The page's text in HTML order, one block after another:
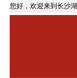
您好，欢迎来到长沙